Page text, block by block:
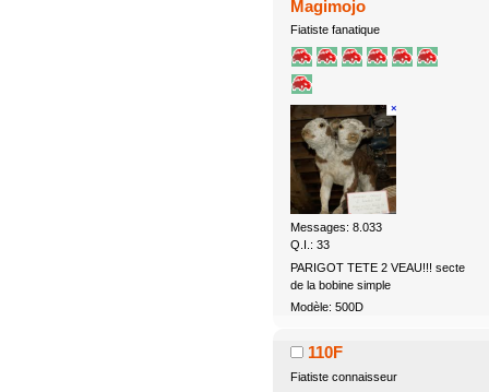
Magimojo
Fiatiste fanatique
Messages: 8.033
Q.I.: 33
PARIGOT TETE 2 VEAU!!! secte
de la bobine simple
Modèle: 500D
110F
Fiatiste connaisseur